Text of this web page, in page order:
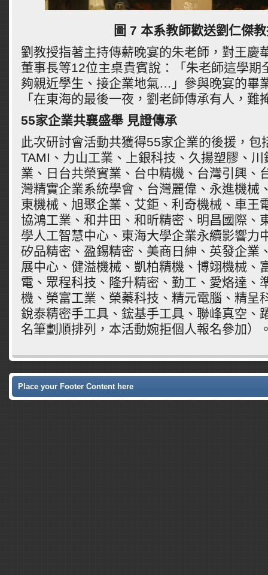
圖 7 本系教師歡送劉仁傑
劉教授指著主持傳薪晚宴的朱老師，對王慶
董事長等12位主桌貴賓說：「朱老師這學期
夠親近學生、接企業地氣…」參與晚宴的畢
「在東海的最後一夜，劉老師傳承有人，難
55家企業共襄盛舉 見證傳承
此次研討會活動共獲得55家企業的後援，包
TAMI、力山工業、上銀科技、久揚塑膠、
業、日台共榮實業、台中精機、台灣引興、
灣精實企業系統學會、台灣麗偉、永進機械
東機械、旭聚企業、艾鉅、利奇機械、車王
協鴻工業、和井田、和昕精密、明昌國際、
學人工智慧中心、東海大學企業永續影響力
矽品精密、盈錫精密、美商日紳、英發企業
展中心、健溢機械、凱柏精機、博翊機械、
電、眾程科技、隆升精密、勤工、愛烙達、
機、榮富工業、榮蓁科技、精元電腦、精呈
銳泰精密手工具、鋐基手工具、聯峰真空、
名筆劃順排列，本活動婉拒個人報名參加）
Place your Footer Content here